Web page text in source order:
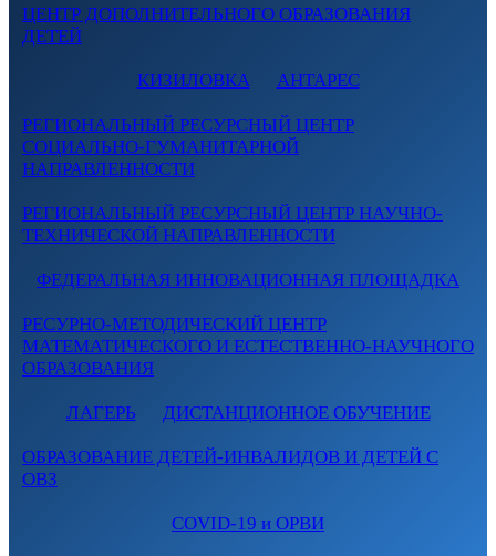
ЦЕНТР ДОПОЛНИТЕЛЬНОГО ОБРАЗОВАНИЯ
ДЕТЕЙ
КИЗИЛОВКА АНТАРЕС
РЕГИОНАЛЬНЫЙ РЕСУРСНЫЙ ЦЕНТР
СОЦИАЛЬНО-ГУМАНИТАРНОЙ
НАПРАВЛЕННОСТИ
РЕГИОНАЛЬНЫЙ РЕСУРСНЫЙ ЦЕНТР НАУЧНО-
ТЕХНИЧЕСКОЙ НАПРАВЛЕННОСТИ
ФЕДЕРАЛЬНАЯ ИННОВАЦИОННАЯ ПЛОЩАДКА
РЕСУРНО-МЕТОДИЧЕСКИЙ ЦЕНТР
МАТЕМАТИЧЕСКОГО И ЕСТЕСТВЕННО-НАУЧНОГО
ОБРАЗОВАНИЯ
ЛАГЕРЬ ДИСТАНЦИОННОЕ ОБУЧЕНИЕ
ОБРАЗОВАНИЕ ДЕТЕЙ-ИНВАЛИДОВ И ДЕТЕЙ С
ОВЗ
COVID-19 и ОРВИ